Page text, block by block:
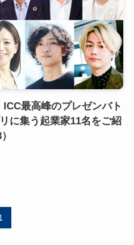
ICC最高峰のプレゼンバト
に集う起業家11名をご紹